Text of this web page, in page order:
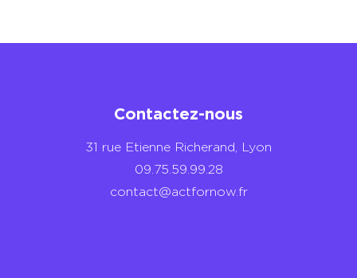
Contactez-nous
31 rue Etienne Richerand, Lyon
09.75.59.99.28
contact@actfornow.fr